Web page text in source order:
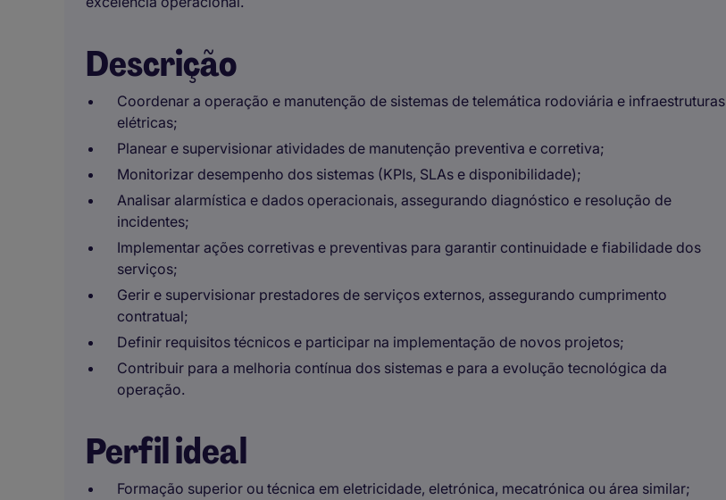
Descrição
Coordenar a operação e manutenção de sistemas de telemática rodoviária e infraestruturas
elétricas;
Planear e supervisionar atividades de manutenção preventiva e corretiva;
Monitorizar desempenho dos sistemas (KPIs, SLAs e disponibilidade);
Analisar alarmística e dados operacionais, assegurando diagnóstico e resolução de
incidentes;
Implementar ações corretivas e preventivas para garantir continuidade e fiabilidade dos
serviços;
Gerir e supervisionar prestadores de serviços externos, assegurando cumprimento
contratual;
Definir requisitos técnicos e participar na implementação de novos projetos;
Contribuir para a melhoria contínua dos sistemas e para a evolução tecnológica da
operação.
Perfil ideal
Formação superior ou técnica em eletricidade, eletrónica, mecatrónica ou área similar;